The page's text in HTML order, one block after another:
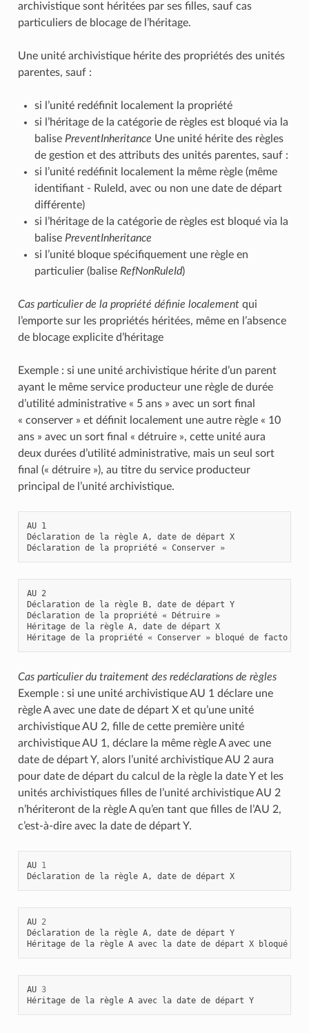
archivistique sont héritées par ses filles, sauf cas
particuliers de blocage de l’héritage.
Une unité archivistique hérite des propriétés des unités
parentes, sauf :
si l’unité redéfinit localement la propriété
si l’héritage de la catégorie de règles est bloqué via la
balise PreventInheritance Une unité hérite des règles
de gestion et des attributs des unités parentes, sauf :
si l’unité redéfinit localement la même règle (même
identifiant - RuleId, avec ou non une date de départ
différente)
si l’héritage de la catégorie de règles est bloqué via la
balise PreventInheritance
si l’unité bloque spécifiquement une règle en
particulier (balise RefNonRuleId)
Cas particulier de la propriété définie localementqui
l’emporte sur les propriétés héritées, même en l’absence
de blocage explicite d’héritage
Exemple : si une unité archivistique hérite d’un parent
ayant le même service producteur une règle de durée
d’utilité administrative « 5 ans » avec un sort final
« conserver » et définit localement une autre règle « 10
ans » avec un sort final « détruire », cette unité aura
deux durées d’utilité administrative, mais un seul sort
final (« détruire »), au titre du service producteur
principal de l’unité archivistique.
AU 1
Déclaration de la règle A, date de départ X
Déclaration de la propriété « Conserver »
AU 2
Déclaration de la règle B, date de départ Y
Déclaration de la propriété « Détruire »
Héritage de la règle A, date de départ X
Héritage de la propriété « Conserver » bloqué de facto
Cas particulier du traitement des redéclarations de règles
Exemple : si une unité archivistique AU 1 déclare une
règle A avec une date de départ X et qu’une unité
archivistique AU 2, fille de cette première unité
archivistique AU 1, déclare la même règle A avec une
date de départ Y, alors l’unité archivistique AU 2 aura
pour date de départ du calcul de la règle la date Y et les
unités archivistiques filles de l’unité archivistique AU 2
n’hériteront de la règle A qu’en tant que filles de l’AU 2,
c’est-à-dire avec la date de départ Y.
AU 1
Déclaration de la règle A, date de départ X
AU 2
Déclaration de la règle A, date de départ Y
Héritage de la règle A avec la date de départ X bloqué
AU 3
Héritage de la règle A avec la date de départ Y